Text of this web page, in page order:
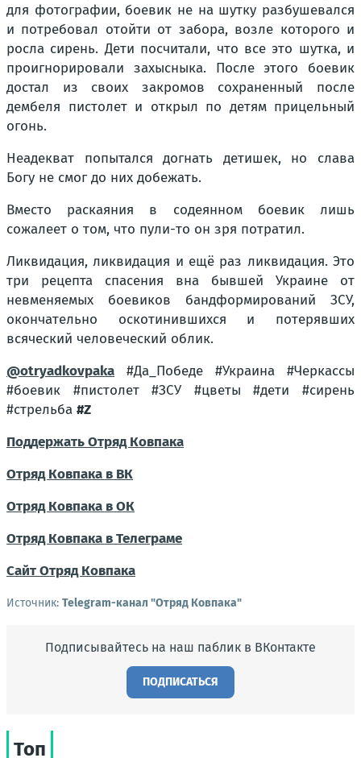
для фотографии, боевик не на шутку разбушевался
и потребовал отойти от забора, возле которого и
росла сирень. Дети посчитали, что все это шутка, и
проигнорировали захысныка. После этого боевик
достал из своих закромов сохраненный после
дембеля пистолет и открыл по детям прицельный
огонь.
Неадекват попытался догнать детишек, но слава
Богу не смог до них добежать.
Вместо раскаяния в содеянном боевик лишь
сожалеет о том, что пули-то он зря потратил.
Ликвидация, ликвидация и ещё раз ликвидация. Это
три рецепта спасения вна бывшей Украине от
невменяемых боевиков бандформирований ЗСУ,
окончательно оскотинившихся и потерявших
всяческий человеческий облик.
@otryadkovpaka #Да_Победе #Украина #Черкассы
#боевик #пистолет #ЗСУ #цветы #дети #сирень
#стрельба #Z
Поддержать Отряд Ковпака
Отряд Ковпака в ВК
Отряд Ковпака в ОК
Отряд Ковпака в Телеграме
Сайт Отряд Ковпака
Источник: Telegram-канал "Отряд Ковпака"
Подписывайтесь на наш паблик в ВКонтакте
ПОДПИСАТЬСЯ
Топ